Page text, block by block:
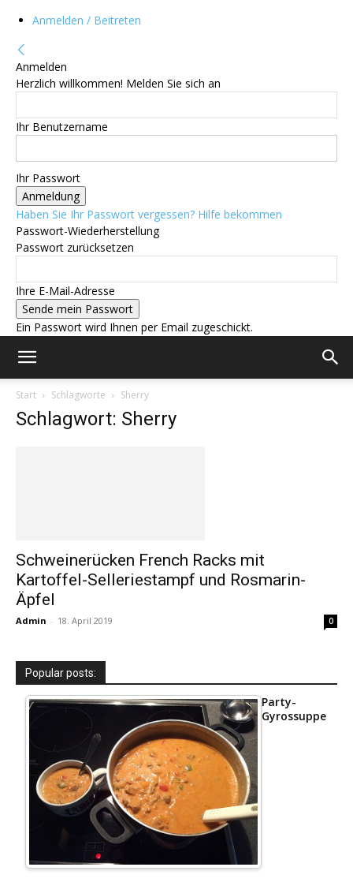
Anmelden / Beitreten
Anmelden
Herzlich willkommen! Melden Sie sich an
Ihr Benutzername
Ihr Passwort
Haben Sie Ihr Passwort vergessen? Hilfe bekommen
Passwort-Wiederherstellung
Passwort zurücksetzen
Ihre E-Mail-Adresse
Ein Passwort wird Ihnen per Email zugeschickt.
Start Schlagworte Sherry
Schlagwort: Sherry
Schweinerücken French Racks mit
Kartoffel-Selleriestampf und Rosmarin-
Äpfel
Admin - 18. April 2019 0
Popular posts:
Party-
Gyrossuppe